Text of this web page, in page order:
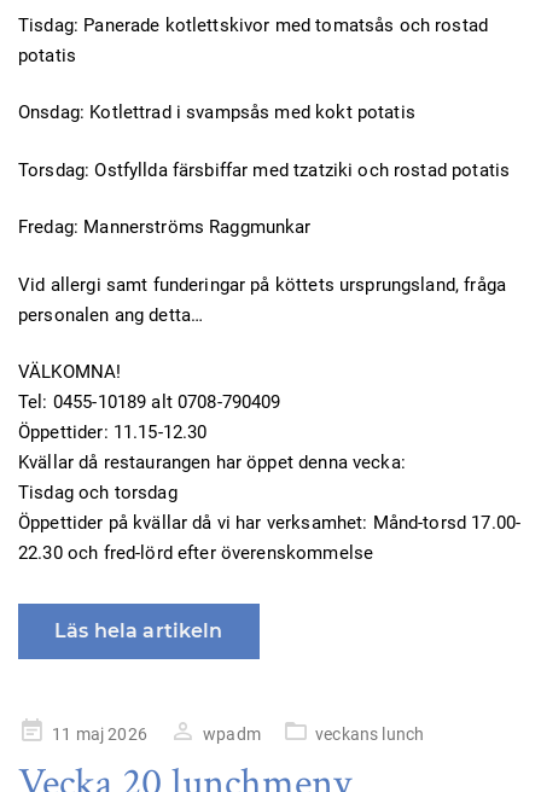
Tisdag: Panerade kotlettskivor med tomatsås och rostad
potatis
Onsdag: Kotlettrad i svampsås med kokt potatis
Torsdag: Ostfyllda färsbiffar med tzatziki och rostad potatis
Fredag: Mannerströms Raggmunkar
Vid allergi samt funderingar på köttets ursprungsland, fråga
personalen ang detta…
VÄLKOMNA!
Tel: 0455-10189 alt 0708-790409
Öppettider: 11.15-12.30
Kvällar då restaurangen har öppet denna vecka:
Tisdag och torsdag
Öppettider på kvällar då vi har verksamhet: Månd-torsd 17.00-
22.30 och fred-lörd efter överenskommelse
Läs hela artikeln
Publicerad
11 maj 2026 wpadm veckans lunch